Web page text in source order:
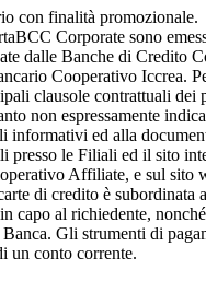
con finalità promozionale.
Corporate sono
dalle Banche di Credito
Cooperativo Iccrea.
clausole contrattuali dei
non espressamente
informativi ed alla
presso le Filiali ed il sito
Affiliate, e sul sito
di credito è subordinata
capo al richiedente, nonché
Gli strumenti di
un conto corrente.